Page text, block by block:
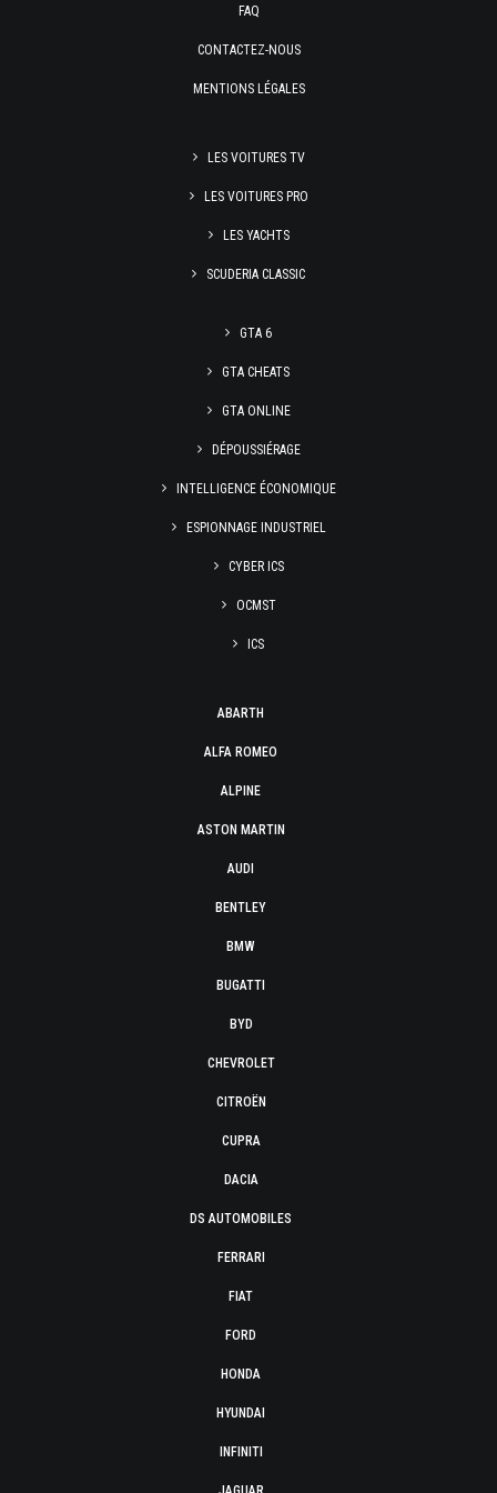
FAQ
CONTACTEZ-NOUS
MENTIONS LÉGALES
LES VOITURES TV
LES VOITURES PRO
LES YACHTS
SCUDERIA CLASSIC
GTA 6
GTA CHEATS
GTA ONLINE
DÉPOUSSIÉRAGE
INTELLIGENCE ÉCONOMIQUE
ESPIONNAGE INDUSTRIEL
CYBER ICS
OCMST
ICS
ABARTH
ALFA ROMEO
ALPINE
ASTON MARTIN
AUDI
BENTLEY
BMW
BUGATTI
BYD
CHEVROLET
CITROËN
CUPRA
DACIA
DS AUTOMOBILES
FERRARI
FIAT
FORD
HONDA
HYUNDAI
INFINITI